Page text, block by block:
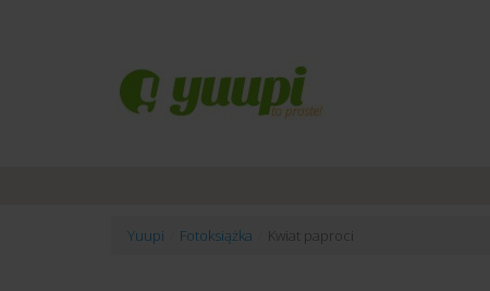
Yuupi Fotoksiążka Kwiat paproci